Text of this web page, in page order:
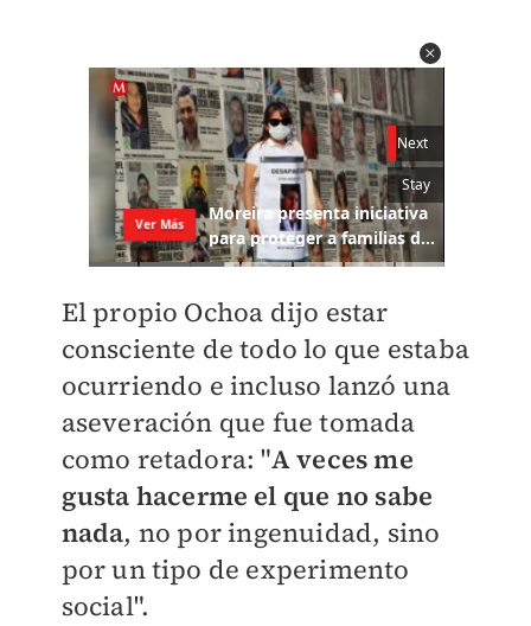
El propio Ochoa dijo estar
consciente de todo lo que estaba
ocurriendo e incluso lanzó una
aseveración que fue tomada
como retadora: "A veces me
gusta hacerme el que no sabe
nada, no por ingenuidad, sino
por un tipo de experimento
social".